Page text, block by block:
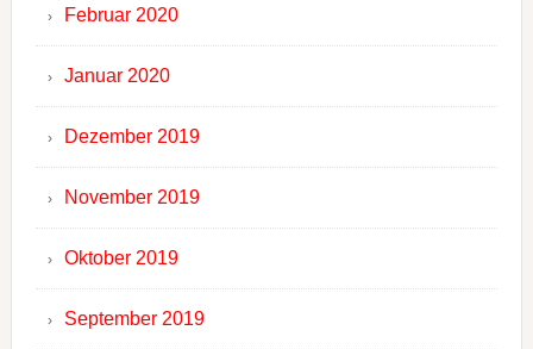
Februar 2020
Januar 2020
Dezember 2019
November 2019
Oktober 2019
September 2019